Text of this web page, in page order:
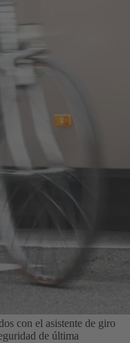
con el asistente de giro
de última